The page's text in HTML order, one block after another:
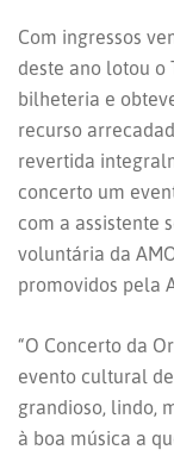
Com ingressos
deste ano lotou o
bilheteria e
recurso
revertida
concerto um
com a assistente
voluntária da
promovidos pela
“O Concerto da
evento cultural
grandioso, lindo,
à boa música a